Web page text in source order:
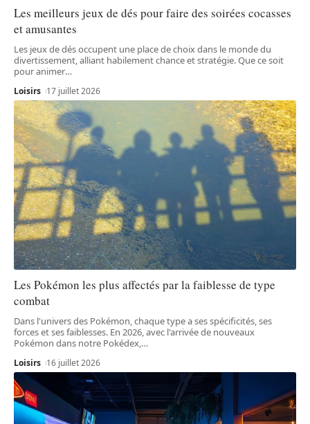
Les meilleurs jeux de dés pour faire des soirées cocasses
et amusantes
Les jeux de dés occupent une place de choix dans le monde du
divertissement, alliant habilement chance et stratégie. Que ce soit
pour animer…
Loisirs 17 juillet 2026
Les Pokémon les plus affectés par la faiblesse de type
combat
Dans l'univers des Pokémon, chaque type a ses spécificités, ses
forces et ses faiblesses. En 2026, avec l'arrivée de nouveaux
Pokémon dans notre Pokédex,…
Loisirs 16 juillet 2026